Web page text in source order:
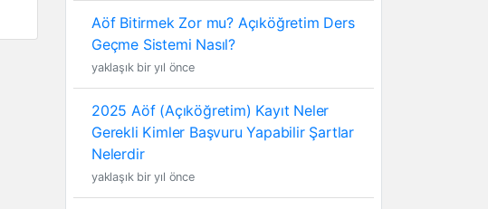
Aöf Bitirmek Zor mu? Açıköğretim Ders
Geçme Sistemi Nasıl?
yaklaşık bir yıl önce
2025 Aöf (Açıköğretim) Kayıt Neler
Gerekli Kimler Başvuru Yapabilir Şartlar
Nelerdir
yaklaşık bir yıl önce